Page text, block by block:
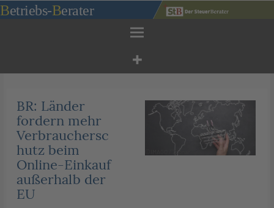
Zum
Inhalt
Betriebs-Berater
©IMAGO / Zoonar
BR: Länder
fordern mehr
Verbrauchersc
hutz beim
Online-Einkauf
außerhalb der
EU